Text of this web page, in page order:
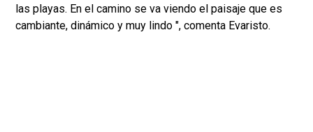
las playas. En el camino se va viendo el paisaje que es
cambiante, dinámico y muy lindo ", comenta Evaristo.